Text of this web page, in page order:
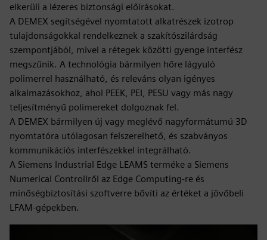
elkerüli a lézeres biztonsági előírásokat.
A DEMEX segítségével nyomtatott alkatrészek izotrop
tulajdonságokkal rendelkeznek a szakítószilárdság
szempontjából, mivel a rétegek közötti gyenge interfész
megszűnik. A technológia bármilyen hőre lágyuló
polimerrel használható, és releváns olyan igényes
alkalmazásokhoz, ahol PEEK, PEI, PESU vagy más nagy
teljesítményű polimereket dolgoznak fel.
A DEMEX bármilyen új vagy meglévő nagyformátumú 3D
nyomtatóra utólagosan felszerelhető, és szabványos
kommunikációs interfészekkel integrálható.
A Siemens Industrial Edge LEAMS terméke a Siemens
Numerical Controllről az Edge Computing-re és
minőségbiztosítási szoftverre bővíti az értéket a jövőbeli
LFAM-gépekben.